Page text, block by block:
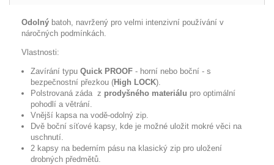
Odolný batoh, navržený pro velmi intenzivní používání v
náročných podmínkách.
Vlastnosti:
Zavírání typu Quick PROOF - horní nebo boční - s
bezpečnostní přezkou (High LOCK).
Polstrovaná záda z prodyšného materiálu pro optimální
pohodlí a větrání.
Vnější kapsa na vodě-odolný zip.
Dvě boční síťové kapsy, kde je možné uložit mokré věci na
uschnutí.
2 kapsy na bederním pásu na klasický zip pro uložení
drobných předmětů.